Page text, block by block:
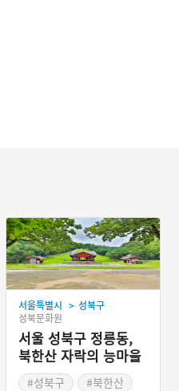
서울특별시 > 성북구
성북문화원
서울 성북구 정릉동,
북한산 자락의 능마을
#성북구
#북한산